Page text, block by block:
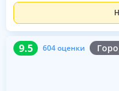
9.5 604 оценки
9.5 604 оценки